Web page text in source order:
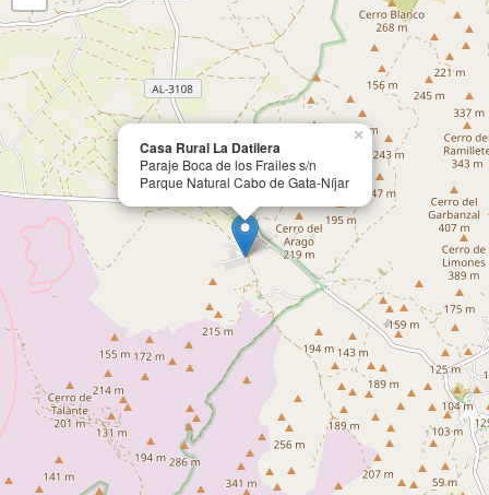
Casa Rural La Datilera
Paraje Boca de los Frailes s/n
Parque Natural Cabo de Gata-Níjar
×